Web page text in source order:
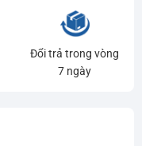
Đổi trả trong vòng
7 ngày